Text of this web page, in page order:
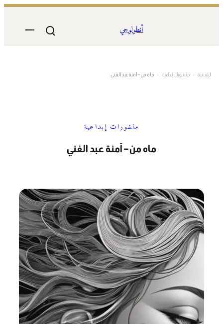
المحتوى
أنطولوجي
الرئيسية › منشورات إبداعية › ماه من – آمنة عبد الغني
منشورات إبداعية
ماه من – آمنة عبد الغني